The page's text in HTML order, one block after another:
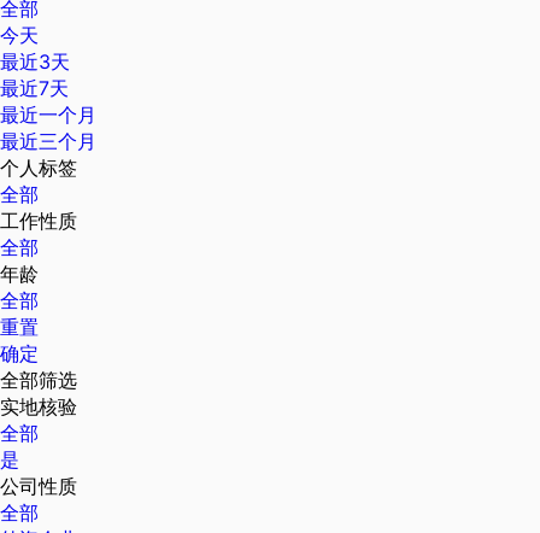
全部
今天
最近3天
最近7天
最近一个月
最近三个月
个人标签
全部
工作性质
全部
年龄
全部
重置
确定
全部筛选
实地核验
全部
是
公司性质
全部